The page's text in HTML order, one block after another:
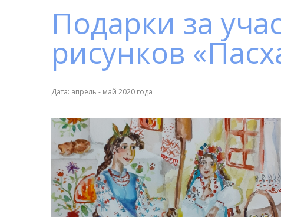
Подарки за
рисунков
Дата: апрель - май 2020 года